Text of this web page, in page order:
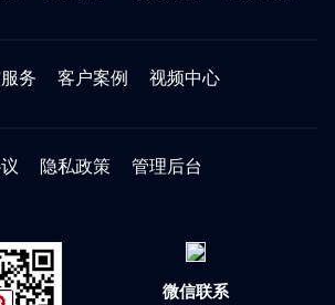
务 客户案例 视频中心
隐私政策 管理后台
微信联系